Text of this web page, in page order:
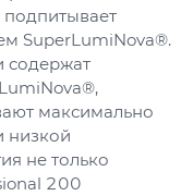
SuperLumiNova®.
содержат
максимально
низкой
не только
200